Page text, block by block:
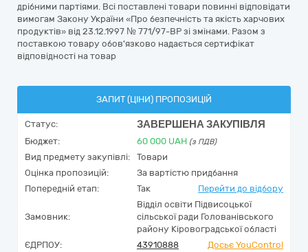
дрібними партіями. Всі поставлені товари повинні відповідати
вимогам Закону України «Про безпечність та якість харчових
продуктів» від 23.12.1997 № 771/97-ВР зі змінами. Разом з
поставкою товару обов'язково надається сертифікат
відповідності на товар
ЗАПИТ (ЦІНИ) ПРОПОЗИЦІЙ
Статус: ЗАВЕРШЕНА ЗАКУПІВЛЯ
Бюджет: 60 000 UAH (з ПДВ)
Вид предмету закупівлі:
Товари
Оцінка пропозицій:
За вартістю придбання
Попередній етап:
Так Перейти до відбору
Замовник:
Відділ освіти Підвисоцької
сільської ради Голованівського
району Кіровоградської області
ЄДРПОУ:
43910888
Досьє YouControl